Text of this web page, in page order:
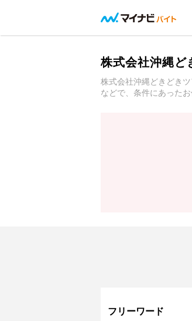
株式会社沖縄ど
株式会社沖縄どきどき
などで、条件にあった
フリーワード